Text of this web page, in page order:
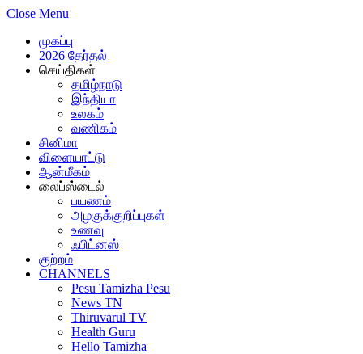
Close Menu
முகப்பு
2026 தேர்தல்
செய்திகள்
தமிழ்நாடு
இந்தியா
உலகம்
வணிகம்
சினிமா
விளையாட்டு
ஆன்மீகம்
லைப்ஸ்டைல்
பயணம்
அழகுக்குறிப்புகள்
உணவு
ஃபிட்னஸ்
குற்றம்
CHANNELS
Pesu Tamizha Pesu
News TN
Thiruvarul TV
Health Guru
Hello Tamizha